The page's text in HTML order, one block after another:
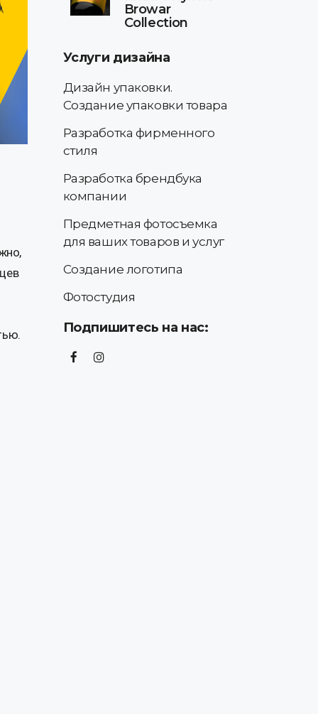
Browar
Collection
Услуги дизайна
Дизайн упаковки.
Создание упаковки товара
Разработка фирменного
стиля
Разработка брендбука
компании
Предметная фотосъемка
для ваших товаров и услуг
Создание логотипа
Фотостудия
Подпишитесь на нас: